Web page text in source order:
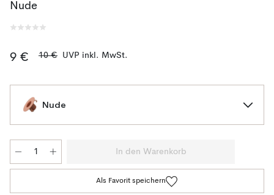
Nude
9 € 10 € UVP inkl. MwSt.
Nude
In den Warenkorb
Als Favorit speichern